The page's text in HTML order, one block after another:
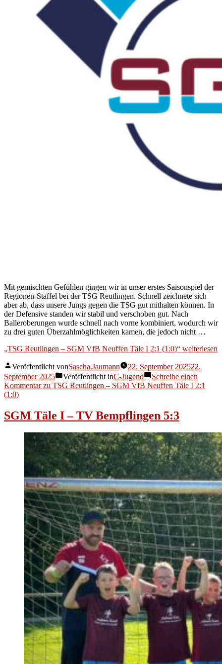
Mit gemischten Gefühlen gingen wir in unser erstes Saisonspiel der
Regionen-Staffel bei der TSG Reutlingen. Schnell zeichnete sich
aber ab, dass unsere Jungs gegen die TSG gut mithalten können. In
der Defensive standen wir stabil und verschoben gut. Nach
Balleroberungen wurde schnell nach vorne kombiniert, wodurch wir
zu drei guten Überzahlmöglichkeiten kamen, die jedoch nicht …
„TSG Reutlingen – SGM VfB Neuffen Täle I 2:1 (1:0)“ weiterlesen
Veröffentlicht vonSascha.Jaumann 22. September 202522.
September 2025
Veröffentlicht inC-Jugend
Schreibe einen
Kommentarzu TSG Reutlingen – SGM VfB Neuffen Täle I 2:1
(1:0)
SGM Täle I – TV Bempflingen 5:3